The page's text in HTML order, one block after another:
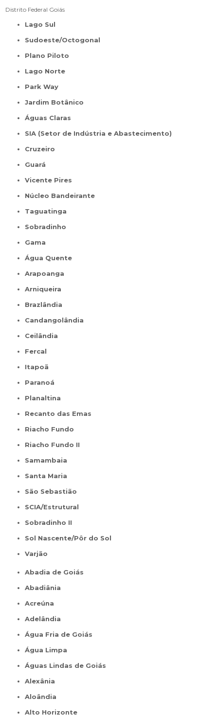
Distrito Federal Goiás
Lago Sul
Sudoeste/Octogonal
Plano Piloto
Lago Norte
Park Way
Jardim Botânico
Águas Claras
SIA (Setor de Indústria e Abastecimento)
Cruzeiro
Guará
Vicente Pires
Núcleo Bandeirante
Taguatinga
Sobradinho
Gama
Água Quente
Arapoanga
Arniqueira
Brazlândia
Candangolândia
Ceilândia
Fercal
Itapoã
Paranoá
Planaltina
Recanto das Emas
Riacho Fundo
Riacho Fundo II
Samambaia
Santa Maria
São Sebastião
SCIA/Estrutural
Sobradinho II
Sol Nascente/Pôr do Sol
Varjão
Abadia de Goiás
Abadiânia
Acreúna
Adelândia
Água Fria de Goiás
Água Limpa
Águas Lindas de Goiás
Alexânia
Aloândia
Alto Horizonte